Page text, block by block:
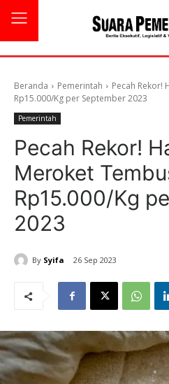
Beranda Pemerintah
Pecah Rekor!
Rp15.000/Kg per September 2023
Pemerintah
Pecah Rekor!
Meroket
Rp15.000/Kg
2023
By Syifa 26 Sep 2023